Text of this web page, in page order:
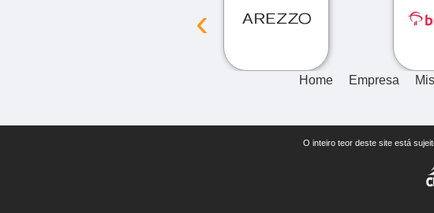
‹
Home Empresa
O inteiro teor deste site está